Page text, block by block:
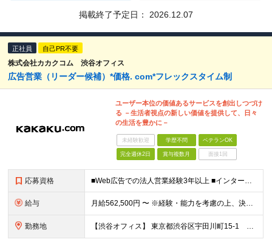
掲載終了予定日： 2026.12.07
正社員 自己PR不要
株式会社カカクコム 渋谷オフィス
広告営業（リーダー候補）*価格. com*フレックスタイム制
ユーザー本位の価値あるサービスを創出しつづけ
る －生活者視点の新しい価値を提供して、日々
の生活を豊かに－
未経験歓迎 学歴不問 ベテランOK
完全週休2日 賞与複数月 面接1回
応募資格 ■Web広告での法人営業経験3年以上 ■インターネット広告（運用型広告、ディスプレイ広告、アフィリエイト広告、タイアップ広告など）の営業経験、またはそれに準ずるWebマーケティング関連の実務経験 ■売
給与 月給562,500円 〜 ※経験・能力を考慮の上、決定します ※試用期間3カ月/期間中の雇用形態および処遇の変更はありません ※固定残業手当（35時間相当。超過分は支給） ※給与見直し年2回、賞与年1
勤務地 【渋谷オフィス】 東京都渋谷区宇田川町15-1 渋谷パルコDGビル ※（変更の範囲）会社の定める場所